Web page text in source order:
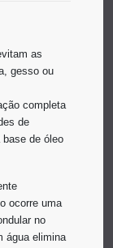
as
gesso ou
completa
de
de óleo
ocorre uma
no
água elimina